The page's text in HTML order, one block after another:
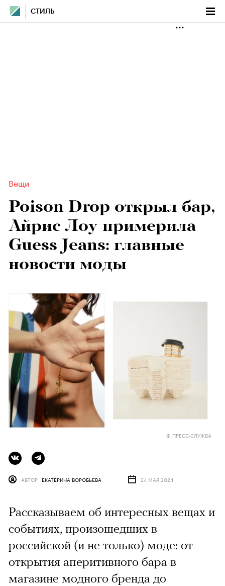
СТИЛЬ
Вещи
Poison Drop открыл бар,
Айрис Лоу примерила
Guess Jeans: главные
новости моды
© ПРЕСС-СЛУЖБА
АВТОР ЕКАТЕРИНА ВОРОБЬЕВА 24 МАЯ 2024
Рассказываем об интересных вещах и
событиях, произошедших в
российской (и не только) моде: от
открытия аперитивного бара в
магазине модного бренда до